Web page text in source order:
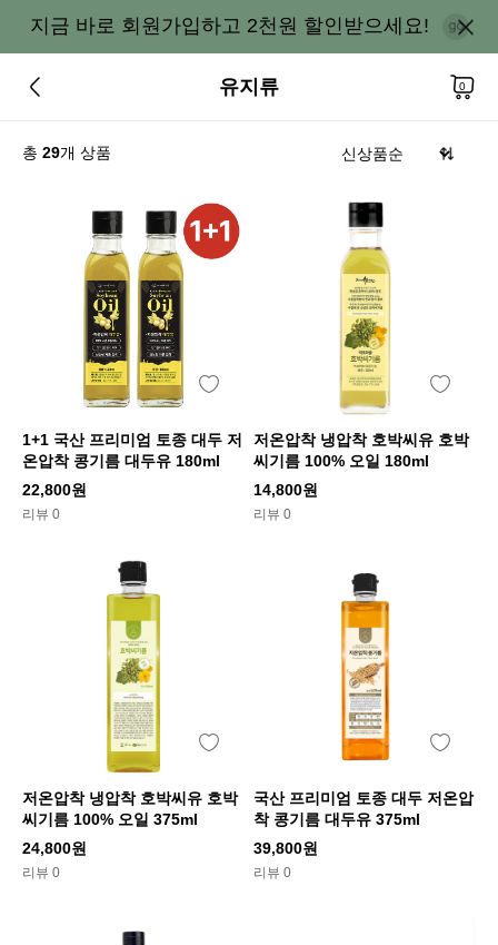
지금 바로 회원가입하고 2천원 할인받으세요!
유지류 0
총 29개 상품
1+1 국산 프리미엄 토종 대두 저
온압착 콩기름 대두유 180ml
22,800원
리뷰 0
저온압착 냉압착 호박씨유 호박
씨기름 100% 오일 180ml
14,800원
리뷰 0
저온압착 냉압착 호박씨유 호박
씨기름 100% 오일 375ml
24,800원
리뷰 0
국산 프리미엄 토종 대두 저온압
착 콩기름 대두유 375ml
39,800원
리뷰 0